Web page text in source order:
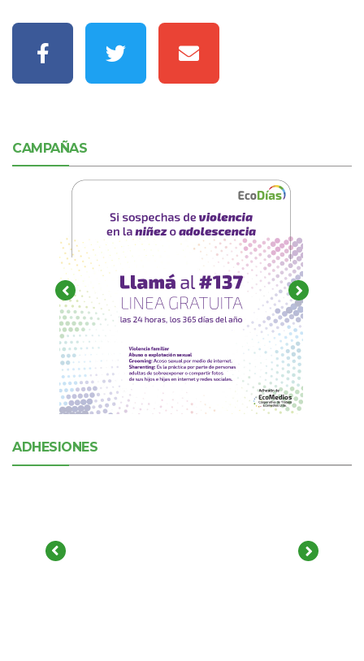
CAMPAÑAS
ADHESIONES